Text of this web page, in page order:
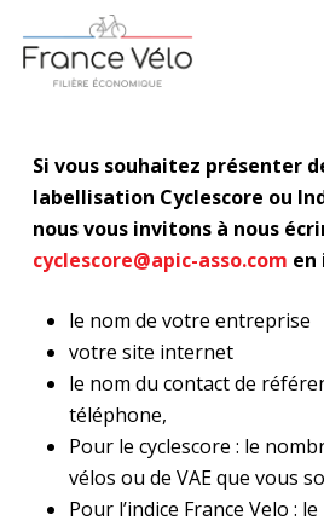
main
Si vous souhaitez présenter
labellisation Cyclescore ou
nous vous invitons à nous
cyclescore@apic-asso.com en
le nom de votre entreprise
votre site internet
le nom du contact de
téléphone,
Pour le cyclescore : le
vélos ou de VAE que vous
Pour l’indice France Velo :